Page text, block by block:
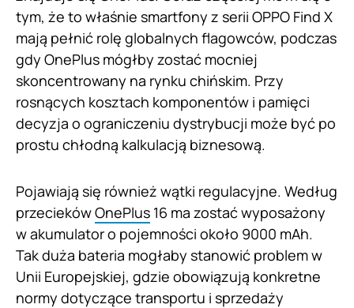
tym, że to właśnie smartfony z serii OPPO Find X
mają pełnić rolę globalnych flagowców, podczas
gdy OnePlus mógłby zostać mocniej
skoncentrowany na rynku chińskim. Przy
rosnących kosztach komponentów i pamięci
decyzja o ograniczeniu dystrybucji może być po
prostu chłodną kalkulacją biznesową.
Pojawiają się również wątki regulacyjne. Według
przeciekówOnePlus 16 ma zostać wyposażony
w akumulator o pojemności około 9000 mAh.
Tak duża bateria mogłaby stanowić problem w
Unii Europejskiej, gdzie obowiązują konkretne
normy dotyczące transportu i sprzedaży